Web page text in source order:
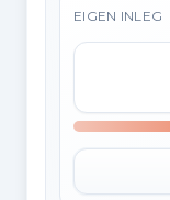
EIGEN INLEG